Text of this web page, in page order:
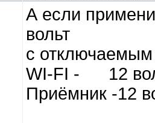
А если
вольт
с
WI-FI - 12
Приёмник -12